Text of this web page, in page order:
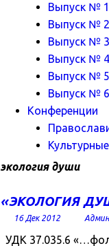
Выпуск № 1
Выпуск № 2
Выпуск № 3
Выпуск № 4
Выпуск № 5
Выпуск № 6
Конференции
экология души
«ЭКОЛОГИЯ
16 Дек 2012
УДК 37.035.6